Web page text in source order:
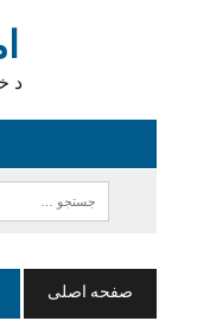
د
صفحه اصلی